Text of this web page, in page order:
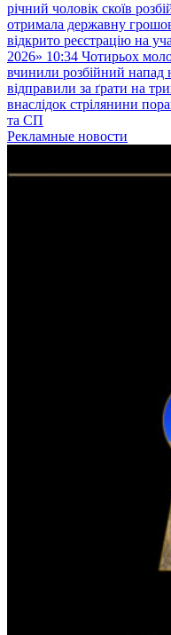
річний чоловік скоїв
отримала державну
відкрито реєстрацію на
2026» 10:34 Чотирьох
вчинили розбійний напад
відправили за ґрати на
внаслідок стрілянини
та СП
Рекламные новости